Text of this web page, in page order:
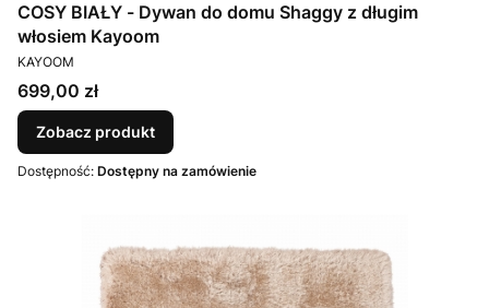
COSY BIAŁY - Dywan do domu Shaggy z długim
włosiem Kayoom
PRODUCENT
KAYOOM
Cena
699,00 zł
Zobacz produkt
Dostępność: Dostępny na zamówienie